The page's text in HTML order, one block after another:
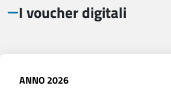
I voucher digitali
ANNO 2026